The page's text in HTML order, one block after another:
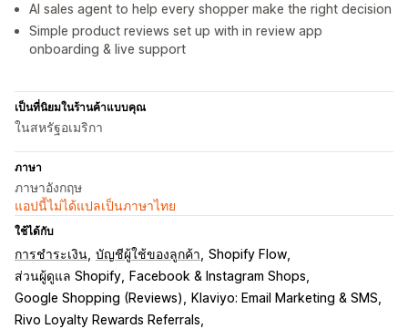
AI sales agent to help every shopper make the right decision
Simple product reviews set up with in review app
onboarding & live support
เป็นที่นิยมในร้านค้าแบบคุณ
ในสหรัฐอเมริกา
ภาษา
ภาษาอังกฤษ
แอปนี้ไม่ได้แปลเป็นภาษาไทย
ใช้ได้กับ
การชำระเงิน บัญชีผู้ใช้ของลูกค้า Shopify Flow
ส่วนผู้ดูแล Shopify
Facebook & Instagram Shops
Google Shopping (Reviews)
Klaviyo: Email Marketing & SMS
Rivo Loyalty Rewards Referrals